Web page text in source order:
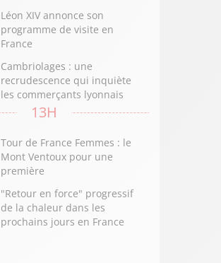
Léon XIV annonce son
programme de visite en
France
Cambriolages : une
recrudescence qui inquiète
les commerçants lyonnais
13H
Tour de France Femmes : le
Mont Ventoux pour une
première
"Retour en force" progressif
de la chaleur dans les
prochains jours en France